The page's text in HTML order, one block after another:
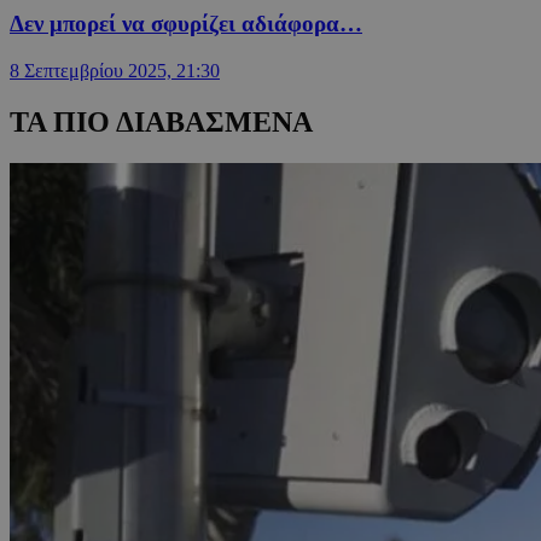
Δεν μπορεί να σφυρίζει αδιάφορα…
8 Σεπτεμβρίου 2025, 21:30
ΤΑ ΠΙΟ ΔΙΑΒΑΣΜΕΝΑ